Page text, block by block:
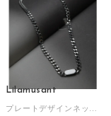
Lilamusant